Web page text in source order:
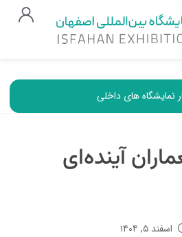
نمایشگاه های داخلی
آینده‌ای
اسفند ۵, ۱۴۰۴